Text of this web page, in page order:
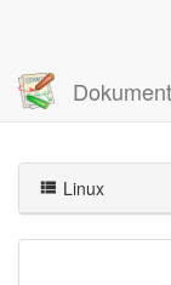
Zuletzt angesehen
Linux